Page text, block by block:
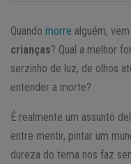
Quando morre alguém,
crianças? Qual a melhor
serzinho de luz, de olhos
entender a morte?
É realmente um assunto
entre mentir, pintar um
dureza do tema nos faz